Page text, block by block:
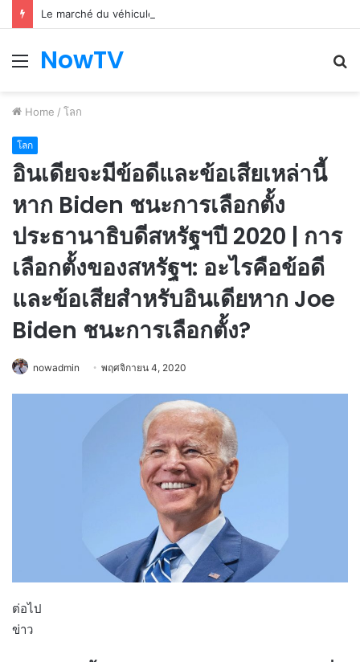
Le marché du véhicule d’occasion en plein essor
Menu
NowTV
Home / โลก
โลก
อินเดียจะมีข้อดีและข้อเสียเหล่านี้
หาก Biden ชนะการเลือกตั้ง
ประธานาธิบดีสหรัฐฯปี 2020 | การ
เลือกตั้งของสหรัฐฯ: อะไรคือข้อดี
และข้อเสียสำหรับอินเดียหาก Joe
Biden ชนะการเลือกตั้ง?
nowadmin พฤศจิกายน 4, 2020
ต่อไป
ข่าว